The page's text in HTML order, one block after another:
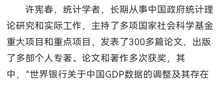
许宪春，统计学者，长期从事中国政府统计理
论研究和实际工作，主持了多项国家社会科学基金
重大项目和重点项目，发表了300多篇论文，出版
了多部个人专著。论文和著作多次获奖，其
中，“世界银行关于中国GDP数据的调整及其存在